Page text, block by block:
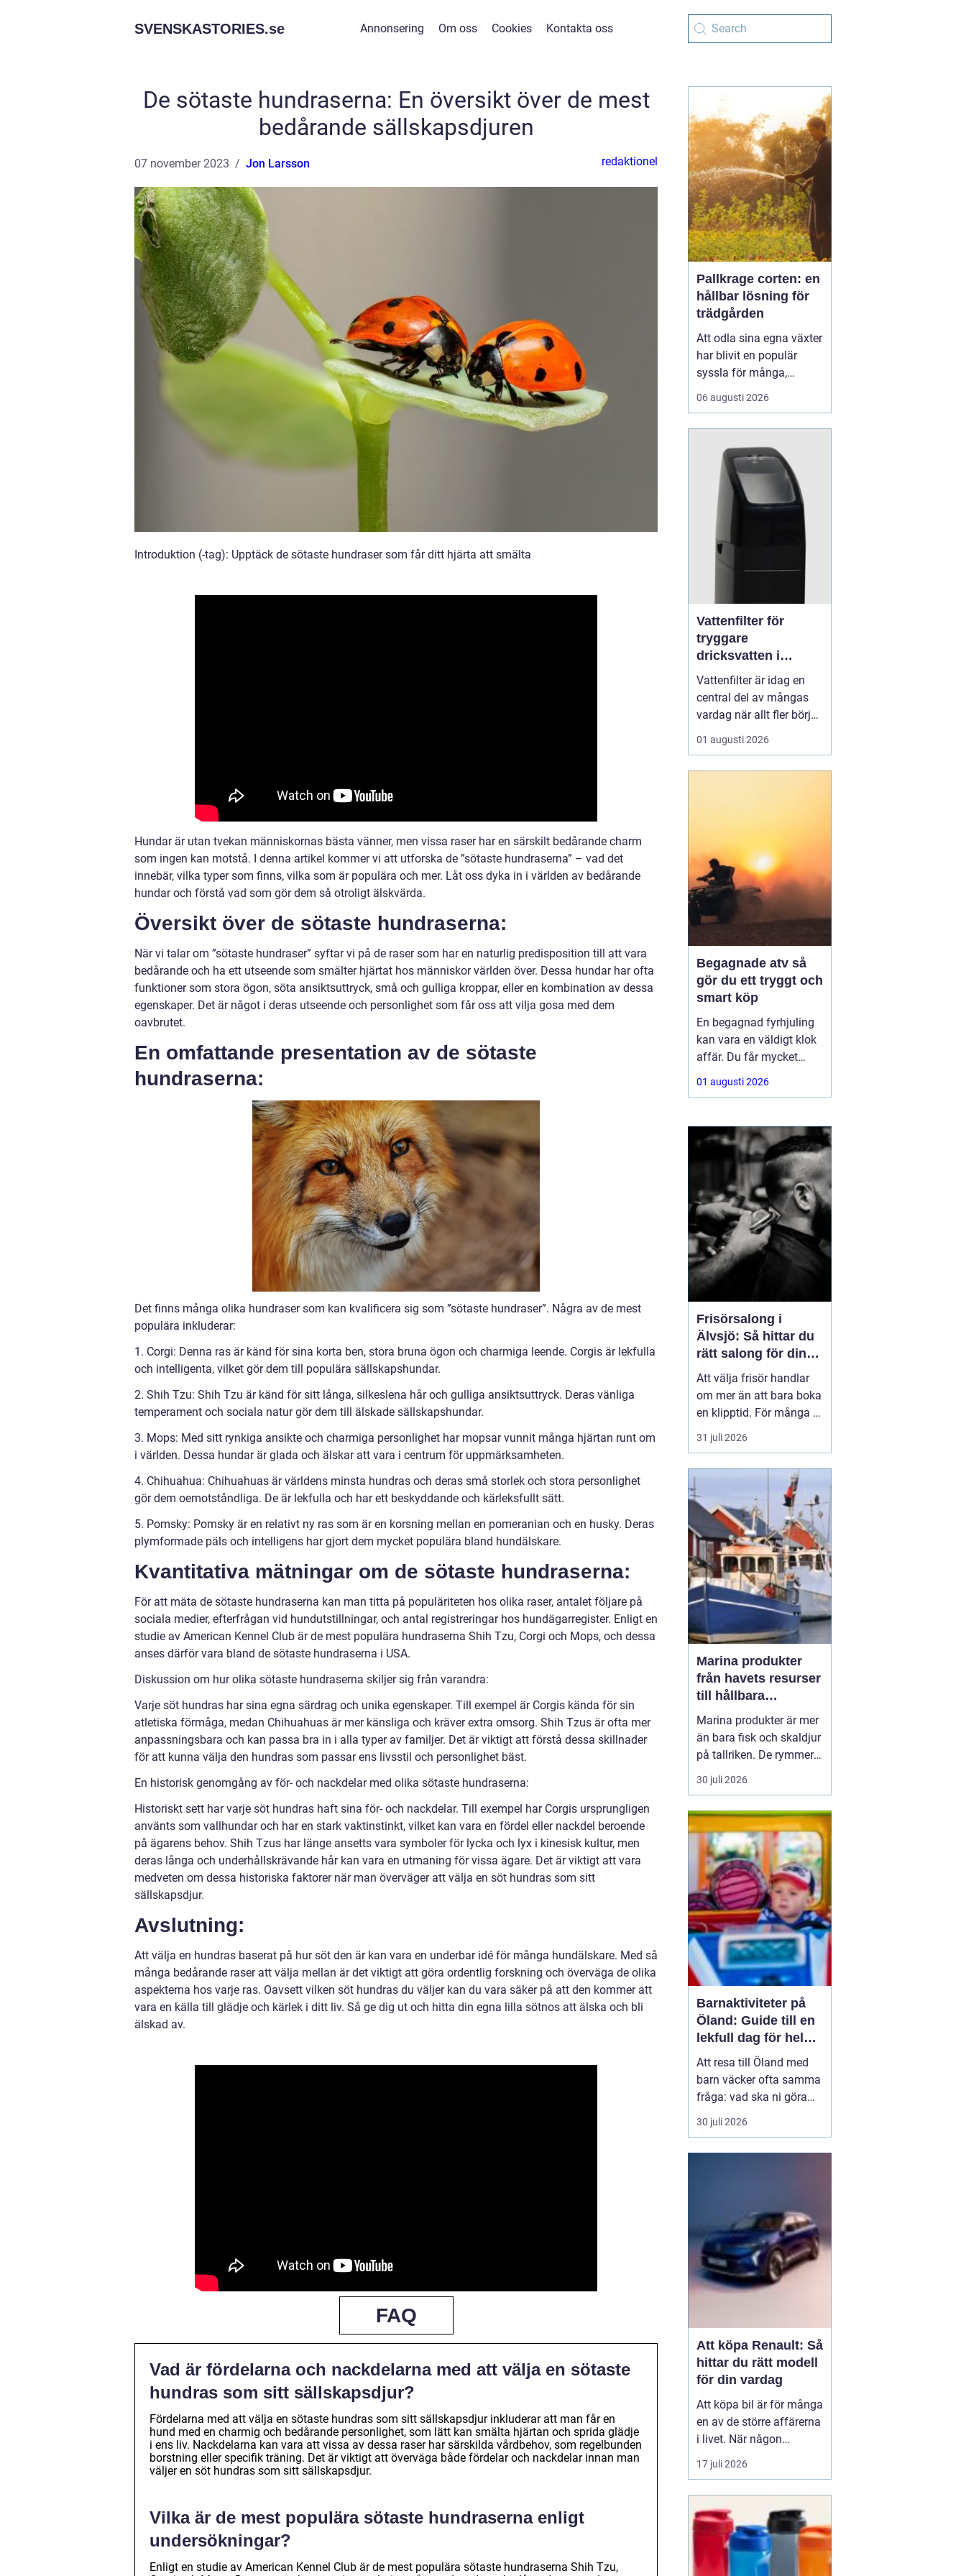
SVENSKASTORIES.se Annonsering Om oss Cookies Kontakta oss
De sötaste hundraserna: En översikt över de mest
bedårande sällskapsdjuren
07 november 2023 Jon Larsson redaktionel
Introduktion (-tag): Upptäck de sötaste hundraser som får ditt hjärta att smälta
Hundar är utan tvekan människornas bästa vänner, men vissa raser har en särskilt bedårande charm
som ingen kan motstå. I denna artikel kommer vi att utforska de ”sötaste hundraserna” – vad det
innebär, vilka typer som finns, vilka som är populära och mer. Låt oss dyka in i världen av bedårande
hundar och förstå vad som gör dem så otroligt älskvärda.
Översikt över de sötaste hundraserna:
När vi talar om ”sötaste hundraser” syftar vi på de raser som har en naturlig predisposition till att vara
bedårande och ha ett utseende som smälter hjärtat hos människor världen över. Dessa hundar har ofta
funktioner som stora ögon, söta ansiktsuttryck, små och gulliga kroppar, eller en kombination av dessa
egenskaper. Det är något i deras utseende och personlighet som får oss att vilja gosa med dem
oavbrutet.
En omfattande presentation av de sötaste
hundraserna:
Det finns många olika hundraser som kan kvalificera sig som ”sötaste hundraser”. Några av de mest
populära inkluderar:
1. Corgi: Denna ras är känd för sina korta ben, stora bruna ögon och charmiga leende. Corgis är lekfulla
och intelligenta, vilket gör dem till populära sällskapshundar.
2. Shih Tzu: Shih Tzu är känd för sitt långa, silkeslena hår och gulliga ansiktsuttryck. Deras vänliga
temperament och sociala natur gör dem till älskade sällskapshundar.
3. Mops: Med sitt rynkiga ansikte och charmiga personlighet har mopsar vunnit många hjärtan runt om
i världen. Dessa hundar är glada och älskar att vara i centrum för uppmärksamheten.
4. Chihuahua: Chihuahuas är världens minsta hundras och deras små storlek och stora personlighet
gör dem oemotståndliga. De är lekfulla och har ett beskyddande och kärleksfullt sätt.
5. Pomsky: Pomsky är en relativt ny ras som är en korsning mellan en pomeranian och en husky. Deras
plymformade päls och intelligens har gjort dem mycket populära bland hundälskare.
Kvantitativa mätningar om de sötaste hundraserna:
För att mäta de sötaste hundraserna kan man titta på populäriteten hos olika raser, antalet följare på
sociala medier, efterfrågan vid hundutstillningar, och antal registreringar hos hundägarregister. Enligt en
studie av American Kennel Club är de mest populära hundraserna Shih Tzu, Corgi och Mops, och dessa
anses därför vara bland de sötaste hundraserna i USA.
Diskussion om hur olika sötaste hundraserna skiljer sig från varandra:
Varje söt hundras har sina egna särdrag och unika egenskaper. Till exempel är Corgis kända för sin
atletiska förmåga, medan Chihuahuas är mer känsliga och kräver extra omsorg. Shih Tzus är ofta mer
anpassningsbara och kan passa bra in i alla typer av familjer. Det är viktigt att förstå dessa skillnader
för att kunna välja den hundras som passar ens livsstil och personlighet bäst.
En historisk genomgång av för- och nackdelar med olika sötaste hundraserna:
Historiskt sett har varje söt hundras haft sina för- och nackdelar. Till exempel har Corgis ursprungligen
använts som vallhundar och har en stark vaktinstinkt, vilket kan vara en fördel eller nackdel beroende
på ägarens behov. Shih Tzus har länge ansetts vara symboler för lycka och lyx i kinesisk kultur, men
deras långa och underhållskrävande hår kan vara en utmaning för vissa ägare. Det är viktigt att vara
medveten om dessa historiska faktorer när man överväger att välja en söt hundras som sitt
sällskapsdjur.
Avslutning:
Att välja en hundras baserat på hur söt den är kan vara en underbar idé för många hundälskare. Med så
många bedårande raser att välja mellan är det viktigt att göra ordentlig forskning och överväga de olika
aspekterna hos varje ras. Oavsett vilken söt hundras du väljer kan du vara säker på att den kommer att
vara en källa till glädje och kärlek i ditt liv. Så ge dig ut och hitta din egna lilla sötnos att älska och bli
älskad av.
FAQ
Vad är fördelarna och nackdelarna med att välja en sötaste
hundras som sitt sällskapsdjur?
Fördelarna med att välja en sötaste hundras som sitt sällskapsdjur inkluderar att man får en
hund med en charmig och bedårande personlighet, som lätt kan smälta hjärtan och sprida glädje
i ens liv. Nackdelarna kan vara att vissa av dessa raser har särskilda vårdbehov, som regelbunden
borstning eller specifik träning. Det är viktigt att överväga både fördelar och nackdelar innan man
väljer en söt hundras som sitt sällskapsdjur.
Vilka är de mest populära sötaste hundraserna enligt
undersökningar?
Enligt en studie av American Kennel Club är de mest populära sötaste hundraserna Shih Tzu,
Pallkrage corten: en
hållbar lösning för
trädgården
Att odla sina egna växter
har blivit en populär
syssla för många,
oavsett om det handlar
om att ha en prunkande
balkongträdgård i stan.
En av de mest effektiva
och este...
06 augusti 2026
Vattenfilter för
tryggare
dricksvatten i
vardagen
Vattenfilter är idag en
central del av mångas
vardag när allt fler börjar
fundera på kvaliteten på
vattnet som kommer ur
hårt vat...
01 augusti 2026
Begagnade atv så
gör du ett tryggt och
smart köp
En begagnad fyrhjuling
kan vara en väldigt klok
affär. Du får mycket
funktion för pengarna
och slipper den största
ofta kommer direkt när
en maskin är ny.
Samtidigt kräver ett
andrahandsköp mer
eftertanke. Den som vill
köpa
01 augusti 2026
Frisörsalong i
Älvsjö: Så hittar du
rätt salong för din
stil och vardag
Att välja frisör handlar
om mer än att bara boka
en klipptid. För många är
frisörbesöket en paus i
vardagen, en chans att
känna sig mer som sig
själv. I Älvsjö fi...
31 juli 2026
Marina produkter
från havets resurser
till hållbara
upplevelser
Marina produkter är mer
än bara fisk och skaldjur
på tallriken. De rymmer
allt från mat och hälsa
till friluftsliv, kultur och
områden spelar havet en
central roll för både
ekonomi och livskvalitet.
När fler söker sig mot
nat...
30 juli 2026
Barnaktiviteter på
Öland: Guide till en
lekfull dag för hela
familjen
Att resa till Öland med
barn väcker ofta samma
fråga: vad ska ni göra
för att alla ska trivas,
oavsett ålder och
30 juli 2026
Att köpa Renault: Så
hittar du rätt modell
för din vardag
Att köpa bil är för många
en av de större affärerna
i livet. När någon
funderar på att köpa
Renault Skåne
17 juli 2026